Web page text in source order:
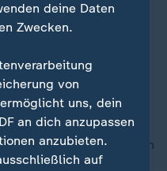
zehntausende
beschuldigen
der
zu haben.
nach oben
deine Daten
Zwecken.
von
uns, dein
an dich anzupassen
anzubieten.
auf